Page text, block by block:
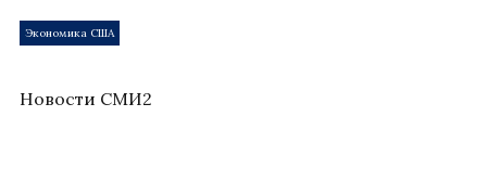
Экономика США
Новости СМИ2